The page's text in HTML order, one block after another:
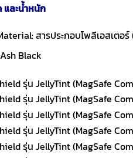
และน้ำหนัก
สารประกอบโพลีเอสเตอ
Black